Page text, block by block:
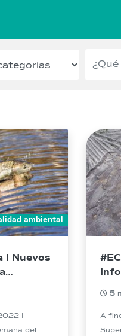
ambiental
I Nuevos
I
del
5
A